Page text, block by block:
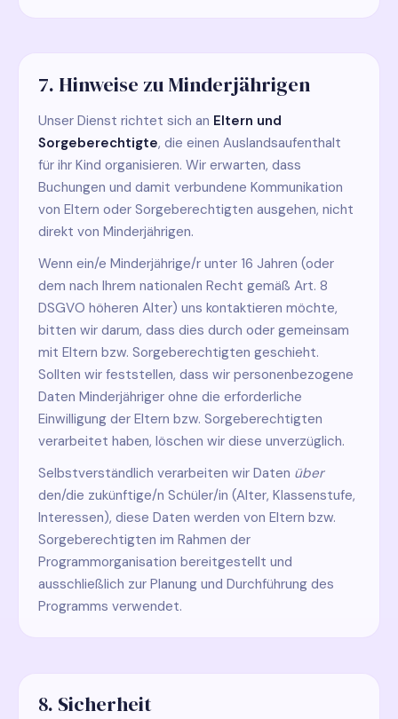
7. Hinweise zu Minderjährigen
Unser Dienst richtet sich an Eltern und
Sorgeberechtigte, die einen Auslandsaufenthalt
für ihr Kind organisieren. Wir erwarten, dass
Buchungen und damit verbundene Kommunikation
von Eltern oder Sorgeberechtigten ausgehen, nicht
direkt von Minderjährigen.
Wenn ein/e Minderjährige/r unter 16 Jahren (oder
dem nach Ihrem nationalen Recht gemäß Art. 8
DSGVO höheren Alter) uns kontaktieren möchte,
bitten wir darum, dass dies durch oder gemeinsam
mit Eltern bzw. Sorgeberechtigten geschieht.
Sollten wir feststellen, dass wir personenbezogene
Daten Minderjähriger ohne die erforderliche
Einwilligung der Eltern bzw. Sorgeberechtigten
verarbeitet haben, löschen wir diese unverzüglich.
Selbstverständlich verarbeiten wir Daten über
den/die zukünftige/n Schüler/in (Alter, Klassenstufe,
Interessen), diese Daten werden von Eltern bzw.
Sorgeberechtigten im Rahmen der
Programmorganisation bereitgestellt und
ausschließlich zur Planung und Durchführung des
Programms verwendet.
8. Sicherheit